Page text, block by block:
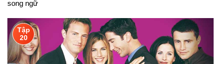
song ngữ
Tập
20